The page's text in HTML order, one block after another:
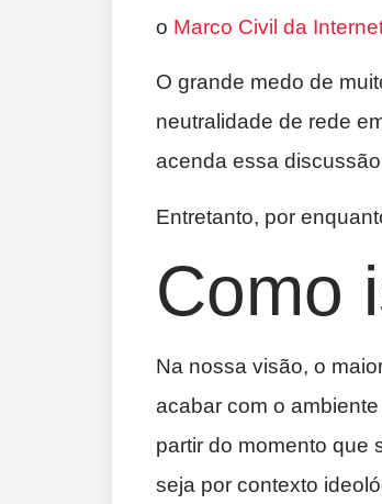
o Marco Civil da
O grande medo de
neutralidade de rede
acenda essa
Entretanto, por
Como
Na nossa visão, o
acabar com o
partir do momento que
seja por contexto